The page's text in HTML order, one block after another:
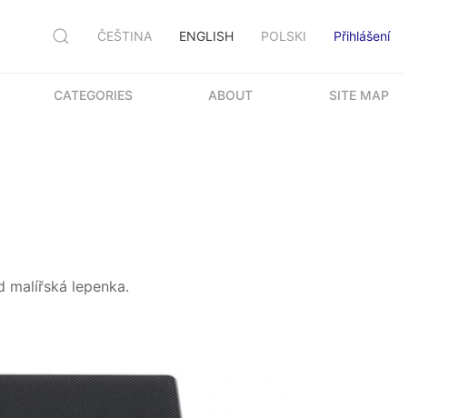
ČEŠTINA ENGLISH POLSKI Přihlášení
CATEGORIES ABOUT SITE MAP
malířská lepenka.